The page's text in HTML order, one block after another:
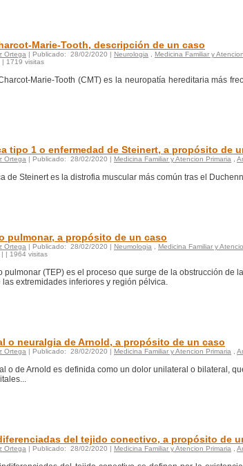
Marie-Tooth, descripción de un caso
Ortega | Publicado: 28/02/2020 | Neurologia Medicina Familiar y
| 1719 visitas
Marie-Tooth (CMT) es la neuropatía hereditaria más
tipo 1 o enfermedad de Steinert, a propósito de
Ortega | Publicado: 28/02/2020 | Medicina Familiar y Atencion Primaria
de Steinert es la distrofia muscular más común tras el
pulmonar, a propósito de un caso
Ortega | Publicado: 28/02/2020 | Neumologia Medicina Familiar y
| | 1964 visitas
pulmonar (TEP) es el proceso que surge de la obstrucción
extremidades inferiores y región pélvica.
o neuralgia de Arnold, a propósito de un caso
Ortega | Publicado: 28/02/2020 | Medicina Familiar y Atencion Primaria
o de Arnold es definida como un dolor unilateral o bilateral,
del tejido conectivo, a propósito de
Ortega | Publicado: 28/02/2020 | Medicina Familiar y Atencion Primaria